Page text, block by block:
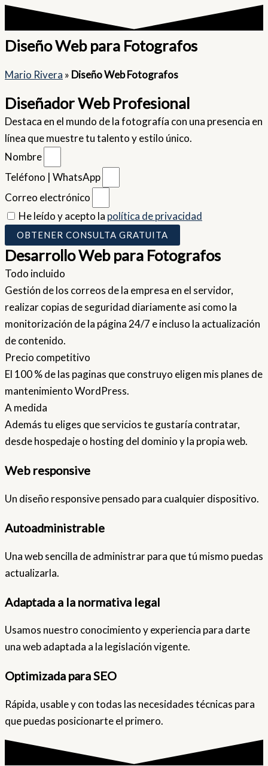
Diseño Web para Fotografos
Mario Rivera » Diseño Web Fotografos
Diseñador Web Profesional
Destaca en el mundo de la fotografía con una presencia en
línea que muestre tu talento y estilo único.
Nombre
Teléfono | WhatsApp
Correo electrónico
He leído y acepto la política de privacidad
OBTENER CONSULTA GRATUITA
Desarrollo Web para Fotografos
Todo incluido
Gestión de los correos de la empresa en el servidor,
realizar copias de seguridad diariamente asi como la
monitorización de la página 24/7 e incluso la actualización
de contenido.
Precio competitivo
El 100 % de las paginas que construyo eligen mis planes de
mantenimiento WordPress.
A medida
Además tu eliges que servicios te gustaría contratar,
desde hospedaje o hosting del dominio y la propia web.
Web responsive
Un diseño responsive pensado para cualquier dispositivo.
Autoadministrable
Una web sencilla de administrar para que tú mismo puedas
actualizarla.
Adaptada a la normativa legal
Usamos nuestro conocimiento y experiencia para darte
una web adaptada a la legislación vigente.
Optimizada para SEO
Rápida, usable y con todas las necesidades técnicas para
que puedas posicionarte el primero.